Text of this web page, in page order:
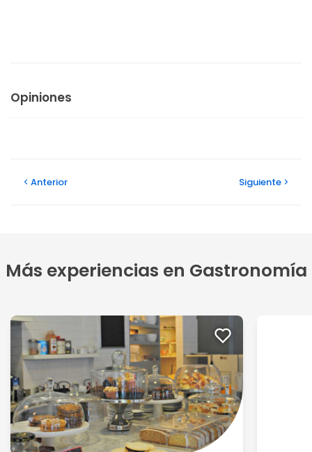
Opiniones
Anterior Siguiente
Más experiencias en Gastronomía